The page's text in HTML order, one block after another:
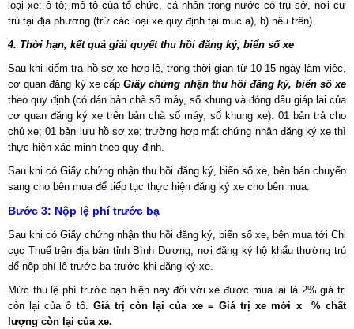
loại xe: ô tô; mô tô của tổ chức, cá nhân trong nước có trụ sở, nơi cư
trú tại địa phương (trừ các loại xe quy định tại muc a), b) nêu trên).
4. Thời hạn, kết quả giải quyết thu hồi đăng ký, biển số xe
Sau khi kiểm tra hồ sơ xe hợp lệ, trong thời gian từ 10-15 ngày làm việc,
cơ quan đăng ký xe cấpGiấy chứng nhận thu hồi đăng ký, biển số xe
theo quy định (có dán bản chà số máy, số khung và đóng dấu giáp lai của
cơ quan đăng ký xe trên bản chà số máy, số khung xe): 01 bản trả cho
chủ xe; 01 bản lưu hồ sơ xe; trường hợp mất chứng nhận đăng ký xe thì
thực hiện xác minh theo quy định.
Sau khi có Giấy chứng nhận thu hồi đăng ký, biển số xe, bên bán chuyển
sang cho bên mua để tiếp tục thực hiện đăng ký xe cho bên mua.
Bước 3: Nộp lệ phí trước bạ
Sau khi có Giấy chứng nhận thu hồi đăng ký, biển số xe, bên mua tới Chi
cục Thuế trên địa bàn tỉnh Bình Dương, nơi đăng ký hộ khẩu thường trú
để nộp phí lệ trước bạ trước khi đăng ký xe.
Mức thu lệ phí trước bạn hiện nay đối với xe được mua lại là 2% giá trị
còn lại của ô tô. Giá trị còn lại của xe = Giá trị xe mới x % chất
lượng còn lại của xe.